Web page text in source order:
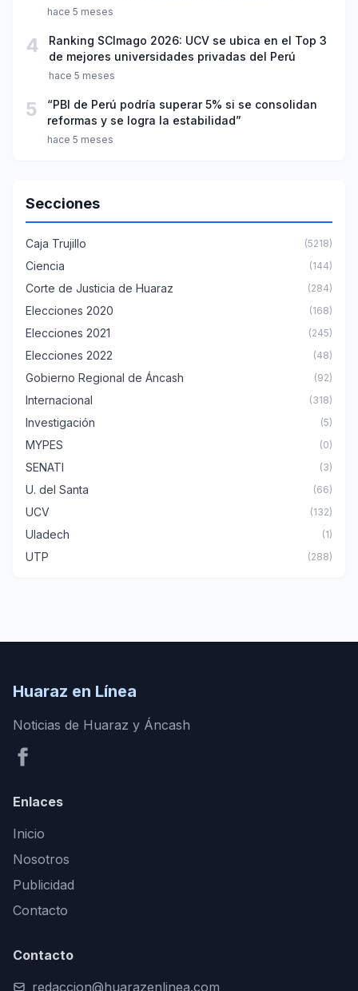
año escolar 2026
hace 5 meses
4
Ranking SCImago 2026: UCV se ubica en el Top 3
de mejores universidades privadas del Perú
hace 5 meses
5
“PBI de Perú podría superar 5% si se consolidan
reformas y se logra la estabilidad”
hace 5 meses
Secciones
Caja Trujillo (5218)
Ciencia (144)
Corte de Justicia de Huaraz (284)
Elecciones 2020 (168)
Elecciones 2021 (245)
Elecciones 2022 (48)
Gobierno Regional de Áncash (92)
Internacional (318)
Investigación (5)
MYPES (0)
SENATI (3)
U. del Santa (66)
UCV (132)
Uladech (1)
UTP (288)
Huaraz en Línea
Noticias de Huaraz y Áncash
Enlaces
Inicio
Nosotros
Publicidad
Contacto
Contacto
redaccion@huarazenlinea.com